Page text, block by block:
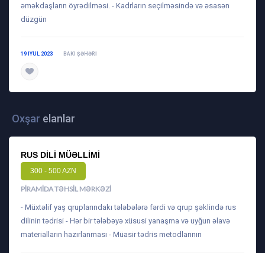
əməkdaşların öyrədilməsi. - Kadrların seçilməsində və əsasən
düzgün
19 IYUL 2023 BAKI ŞƏHƏRI
Oxşar elanlar
RUS DILI MÜƏLLIMI
300 - 500 AZN
PIRAMIDA TƏHSIL MƏRKƏZI
- Müxtəlif yaş qruplarındakı tələbələrə fərdi və qrup şəklində rus
dilinin tədrisi - Hər bir tələbəyə xüsusi yanaşma və uyğun əlavə
materialların hazırlanması - Müasir tədris metodlarının